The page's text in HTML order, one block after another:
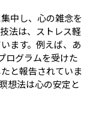
中し、心の雑念を
法は、ストレス軽
ます。例えば、あ
ログラムを受けた
と報告されていま
想法は心の安定と